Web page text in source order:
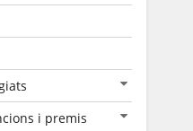
i premis